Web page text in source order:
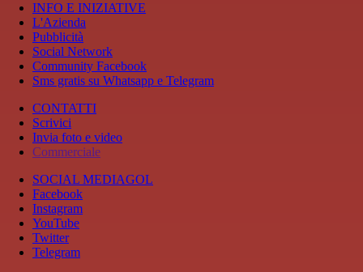
INFO E INIZIATIVE
L'Azienda
Pubblicità
Social Network
Community Facebook
Sms gratis su Whatsapp e Telegram
CONTATTI
Scrivici
Invia foto e video
Commerciale
SOCIAL MEDIAGOL
Facebook
Instagram
YouTube
Twitter
Telegram